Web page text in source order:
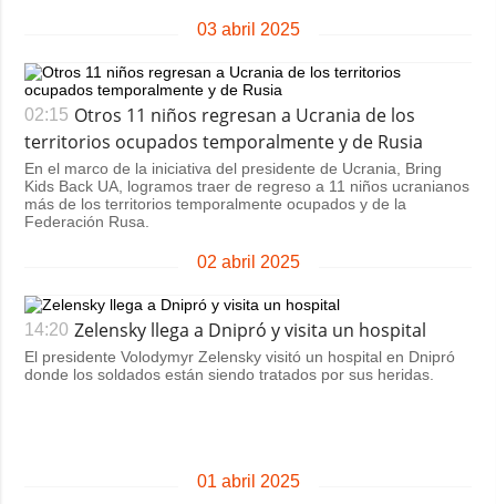
03 abril 2025
02:15 Otros 11 niños regresan a Ucrania de los
territorios ocupados temporalmente y de Rusia
En el marco de la iniciativa del presidente de Ucrania, Bring
Kids Back UA, logramos traer de regreso a 11 niños ucranianos
más de los territorios temporalmente ocupados y de la
Federación Rusa.
02 abril 2025
14:20 Zelensky llega a Dnipró y visita un hospital
El presidente Volodymyr Zelensky visitó un hospital en Dnipró
donde los soldados están siendo tratados por sus heridas.
01 abril 2025